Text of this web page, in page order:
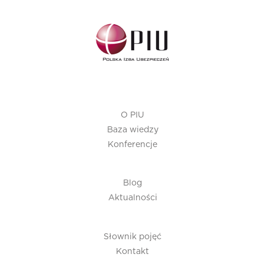
O PIU
Baza wiedzy
Konferencje
Blog
Aktualności
Słownik pojęć
Kontakt